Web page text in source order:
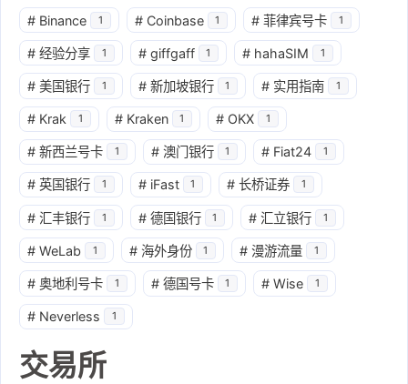
# Binance 1 # Coinbase 1 # 菲律宾号卡 1
# 经验分享 1 # giffgaff 1 # hahaSIM 1
# 美国银行 1 # 新加坡银行 1 # 实用指南 1
# Krak 1 # Kraken 1 # OKX 1
# 新西兰号卡 1 # 澳门银行 1 # Fiat24 1
# 英国银行 1 # iFast 1 # 长桥证券 1
# 汇丰银行 1 # 德国银行 1 # 汇立银行 1
# WeLab 1 # 海外身份 1 # 漫游流量 1
# 奥地利号卡 1 # 德国号卡 1 # Wise 1
# Neverless 1
交易所